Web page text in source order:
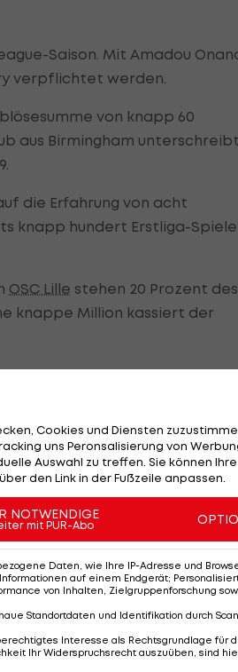
Saison. Mit Amadou
verpflichtet werden.
von knapp 60
aus Birmingham
die Erfahrung von acht
knapp hundert Erstliga-Spiele
OSC Lille stehen 20 Prozent des
knappe Million kassiert der
the signing
Jetzt in die
Virtual-Fanzone
des ÖFB kommen
und gewinnen
Promotion
Cookies und Diensten
uns Peronsalisierung von
Auswahl zu treffen. Sie können
den Link in der Fußzeile anpassen.
NOTWENDIGE
mit PUR-Abo
Daten, wie Ihre IP-Adresse und
auf einem Endgerät;
von Inhalten, Zielgruppenforschung
Standortdaten und Identifikation durch
Interesse als Rechtsgrundlage für
Ihr Widerspruchsrecht auszuüben, sind